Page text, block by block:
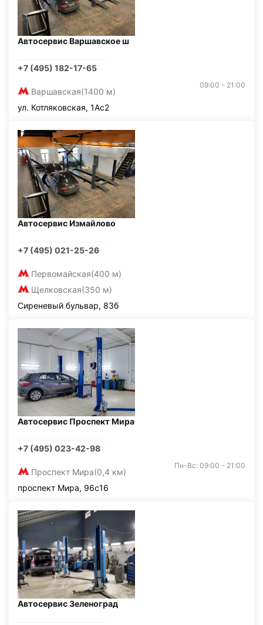
Автосервис Варшавское ш
+7 (495) 182-17-65
Варшавская(1400 м)
09:00 - 21:00
ул. Котляковская, 1Ас2
Автосервис Измайлово
+7 (495) 021-25-26
Первомайская(400 м)
Щелковская(350 м)
Сиреневый бульвар, 83б
Автосервис Проспект Мира
+7 (495) 023-42-98
Проспект Мира(0,4 км)
Пн-Вс: 09:00 - 21:00
проспект Мира, 96с16
Автосервис Зеленоград